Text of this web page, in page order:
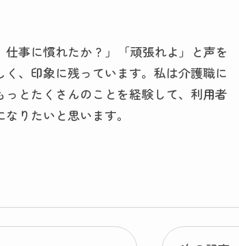
事に慣れたか ? 」「頑張れよ」と声を
、印象に残っています。私は介護職に
とたくさんのことを経験して、利用者
りたいと思います。